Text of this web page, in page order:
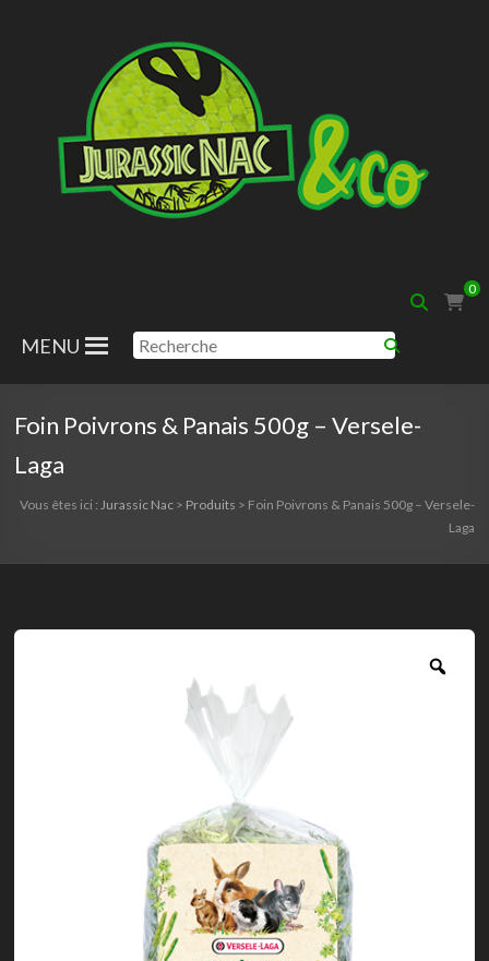
Nac
0
MENU
Foin Poivrons & Panais 500g – Versele-
Laga
Vous êtes ici : Jurassic Nac> Produits > Foin Poivrons & Panais 500g – Versele-
Laga